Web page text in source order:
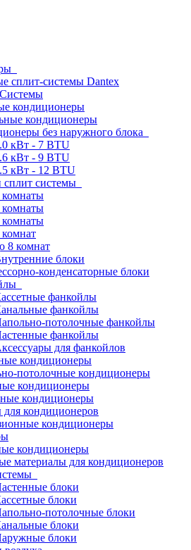
сплит-системы Dantex
кондиционеры
кондиционеры
без наружного блока
кВт - 7 BTU
кВт - 9 BTU
кВт - 12 BTU
сплит системы
комнаты
комнаты
комнаты
комнат
8 комнат
блоки
конденсаторные блоки
фанкойлы
фанкойлы
потолочные фанкойлы
фанкойлы
для фанкойлов
кондиционеры
потолочные кондиционеры
кондиционеры
кондиционеры
для кондиционеров
кондиционеры
кондиционеры
материалы для кондиционеров
блоки
блоки
потолочные блоки
блоки
блоки